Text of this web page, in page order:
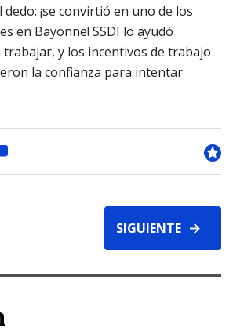
¡se convirtió en uno de los
en Bayonne! SSDI lo ayudó
y los incentivos de trabajo
la confianza para intentar
SIGUIENTE